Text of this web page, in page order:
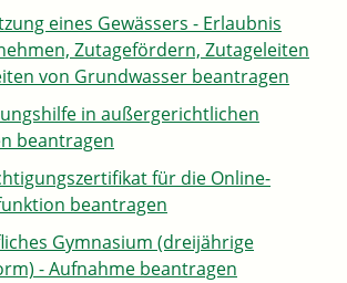
eines Gewässers - Erlaubnis
Zutagefördern, Zutageleiten
von Grundwasser beantragen
in außergerichtlichen
beantragen
für die Online-
beantragen
Gymnasium (dreijährige
- Aufnahme beantragen